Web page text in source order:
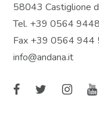
58043 Castiglione
Tel. +39 0564
Fax +39 0564 944
info@andana.it